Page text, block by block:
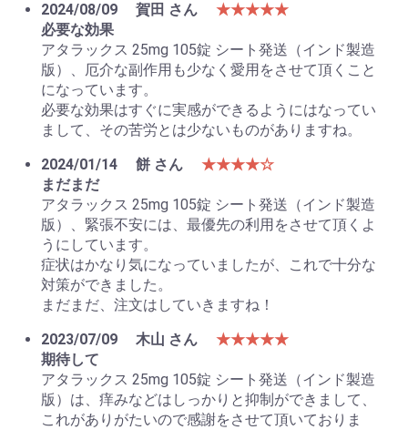
2024/08/09
賀田 さん
★★★★★
必要な効果
アタラックス 25mg 105錠 シート発送（インド製造
版）、厄介な副作用も少なく愛用をさせて頂くこと
になっています。
必要な効果はすぐに実感ができるようにはなってい
まして、その苦労とは少ないものがありますね。
2024/01/14
餅 さん
★★★★☆
まだまだ
アタラックス 25mg 105錠 シート発送（インド製造
版）、緊張不安には、最優先の利用をさせて頂くよ
うにしています。
症状はかなり気になっていましたが、これで十分な
対策ができました。
まだまだ、注文はしていきますね！
2023/07/09
木山 さん
★★★★★
期待して
アタラックス 25mg 105錠 シート発送（インド製造
版）は、痒みなどはしっかりと抑制ができまして、
これがありがたいので感謝をさせて頂いておりま